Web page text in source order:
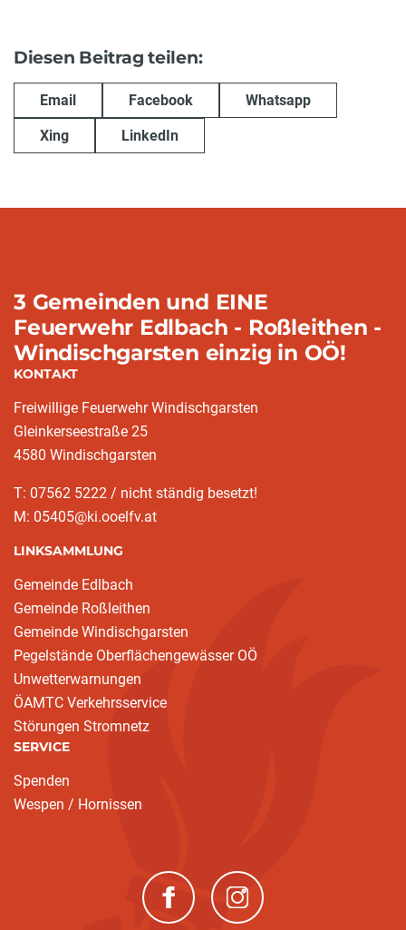
Diesen Beitrag teilen:
Email Facebook Whatsapp
Xing LinkedIn
3 Gemeinden und EINE
Feuerwehr Edlbach - Roßleithen -
Windischgarsten einzig in OÖ!
KONTAKT
Freiwillige Feuerwehr Windischgarsten
Gleinkerseestraße 25
4580 Windischgarsten
T: 07562 5222 / nicht ständig besetzt!
M: 05405@ki.ooelfv.at
LINKSAMMLUNG
Gemeinde Edlbach
Gemeinde Roßleithen
Gemeinde Windischgarsten
Pegelstände Oberflächengewässer OÖ
Unwetterwarnungen
ÖAMTC Verkehrsservice
Störungen Stromnetz
SERVICE
Spenden
Wespen / Hornissen
(neues Fenster)(neues Fenster)